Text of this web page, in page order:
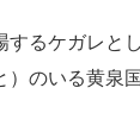
るケガレと
）のいる黄泉